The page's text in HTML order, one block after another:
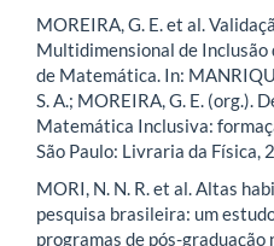
MOREIRA, G. E. et al.
Multidimensional de Inclusão
de Matemática. In:
S. A.; MOREIRA, G. E. (org.).
Matemática Inclusiva:
São Paulo: Livraria da Física,
MORI, N. N. R. et al. Altas
pesquisa brasileira: um
programas de pós-